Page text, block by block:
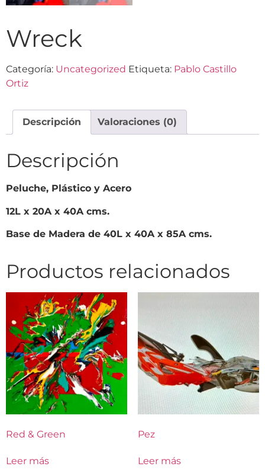
Wreck
Categoría: Uncategorized Etiqueta: Pablo Castillo
Ortiz
Descripción Valoraciones (0)
Descripción
Peluche, Plástico y Acero
12L x 20A x 40A cms.
Base de Madera de 40L x 40A x 85A cms.
Productos relacionados
Red & Green
Leer más
Pez
Leer más